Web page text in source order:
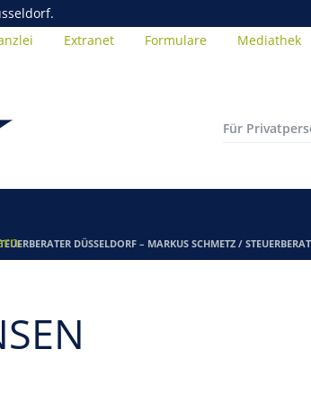
Extranet Formulare Mediathek
Für
DÜSSELDORF – MARKUS SCHMETZ/